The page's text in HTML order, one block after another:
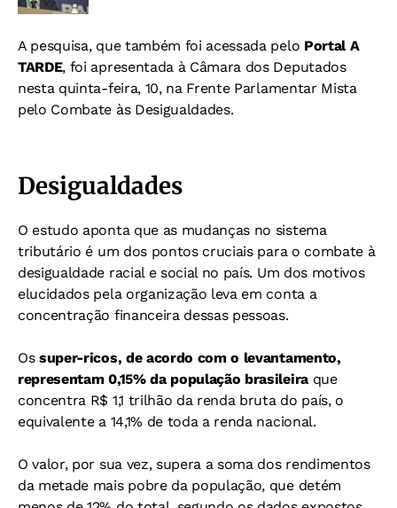
A pesquisa, que também foi acessada pelo Portal A
TARDE, foi apresentada à Câmara dos Deputados
nesta quinta-feira, 10, na Frente Parlamentar Mista
pelo Combate às Desigualdades.
Desigualdades
O estudo aponta que as mudanças no sistema
tributário é um dos pontos cruciais para o combate à
desigualdade racial e social no país. Um dos motivos
elucidados pela organização leva em conta a
concentração financeira dessas pessoas.
Ossuper-ricos, de acordo com o levantamento,
representam 0,15% da população brasileiraque
concentra R$ 1,1 trilhão da renda bruta do país, o
equivalente a 14,1% de toda a renda nacional.
O valor, por sua vez, supera a soma dos rendimentos
da metade mais pobre da população, que detém